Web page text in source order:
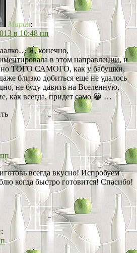
Мария:
в 10:48 пп
Я, конечно,
в этом направлении, и
но ТОГО САМОГО, как у бабушки,
близко добиться еще не удалось
не буду давить на Вселенную,
как всегда, придет само 😀 …
всегда вкусно! Испробуем
когда быстро готовится! Спасибо!
: